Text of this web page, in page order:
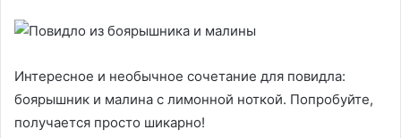
Интересное и необычное сочетание для повидла:
боярышник и малина с лимонной ноткой. Попробуйте,
получается просто шикарно!